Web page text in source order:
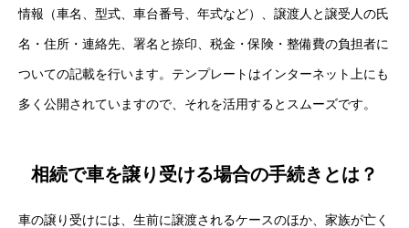
情報（車名、型式、車台番号、年式など）、譲渡人と譲受人の氏
名・住所・連絡先、署名と捺印、税金・保険・整備費の負担者に
ついての記載を行います。テンプレートはインターネット上にも
多く公開されていますので、それを活用するとスムーズです。
相続で車を譲り受ける場合の手続きとは？
車の譲り受けには、生前に譲渡されるケースのほか、家族が亡く